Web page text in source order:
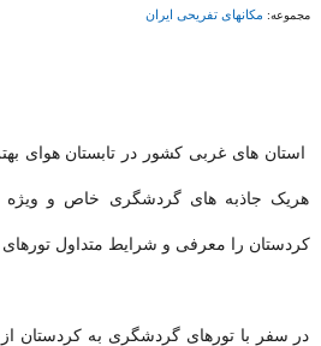
مجموعه: مکانهای تفریحی ايران
استان های غربی کشور در تابستان هوای
هریک جاذبه های گردشگری خاص و ویژه
کردستان را معرفی و شرایط متداول تورهای
در سفر با تورهای گردشگری به کردستان